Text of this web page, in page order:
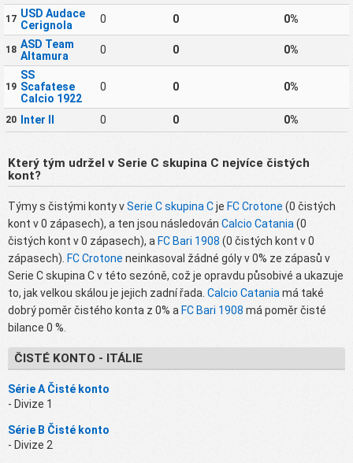
17 USD Audace
Cerignola
0 0 0%
18 ASD Team
Altamura
0 0 0%
19
SS
Scafatese
Calcio 1922
0 0 0%
20 Inter II 0 0 0%
Který tým udržel v Serie C skupina C nejvíce čistých
kont?
Týmy s čistými konty vSerie C skupina Cje FC Crotone (0 čistých
kont v 0 zápasech), a ten jsou následován Calcio Catania (0
čistých kont v 0 zápasech), a FC Bari 1908 (0 čistých kont v 0
zápasech). FC Crotone neinkasoval žádné góly v 0% ze zápasů v
Serie C skupina C v této sezóně, což je opravdu působivé a ukazuje
to, jak velkou skálou je jejich zadní řada. Calcio Catania má také
dobrý poměr čistého konta z 0% a FC Bari 1908 má poměr čisté
bilance 0 %.
ČISTÉ KONTO - ITÁLIE
Série A Čisté konto
- Divize 1
Série B Čisté konto
- Divize 2